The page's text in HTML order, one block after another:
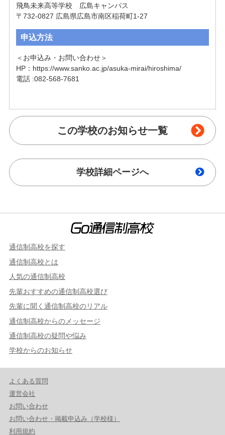
飛鳥未来高等学校　広島キャンパス
〒732-0827 広島県広島市南区稲荷町1-27
申込方法
＜お申込み・お問い合わせ＞
HP：https://www.sanko.ac.jp/asuka-mirai/hiroshima/
電話 :082-568-7681
この学校のお知らせ一覧
学校詳細ページへ
通信制高校を探す
通信制高校とは
人気の通信制高校
先輩おすすめの通信制高校選び
先輩に聞く通信制高校のリアル
通信制高校からのメッセージ
通信制高校の疑問や悩み
学校からのお知らせ
よくある質問
運営会社
お問い合わせ
お問い合わせ・掲載申込み（学校様）
利用規約